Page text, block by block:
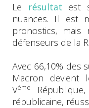
Le résultat est
nuances. Il est
pronostics,
défenseurs de la
Avec 66,10% des
Macron devient
Vème
républicaine,